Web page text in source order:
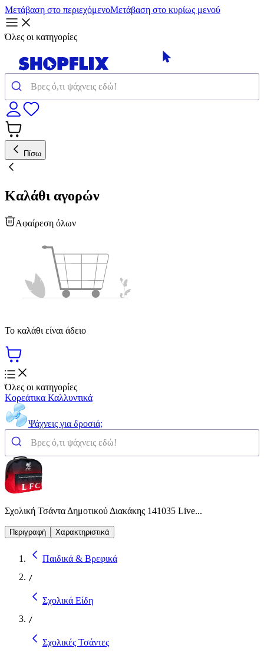
Μετάβαση στο περιεχόμενοΜετάβαση στο κυρίως μενού
Όλες οι κατηγορίες
Πίσω
Καλάθι αγορών
Αφαίρεση όλων
Το καλάθι είναι άδειο
Όλες οι κατηγορίες
Κορεάτικα Καλλυντικά
Ψάχνεις για δροσιά;
Σχολική Τσάντα Δημοτικού Διακάκης 141035 Live...
Περιγραφή Χαρακτηριστικά
Παιδικά & Βρεφικά
/
Σχολικά Είδη
/
Σχολικές Τσάντες